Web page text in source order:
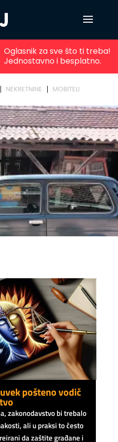
pošteno vodič
zakonodavstvo bi trebalo
ali u praksi to često
da zaštite građane i